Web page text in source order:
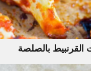
القرنبيط بالصلصة